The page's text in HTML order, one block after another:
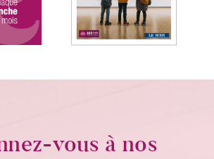
vous à nos